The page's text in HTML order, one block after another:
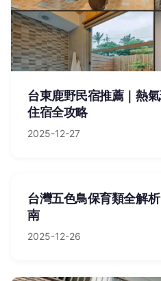
台東鹿野民宿推薦｜熱
住宿全攻略
2025-12-27
台灣五色鳥保育類全解
南
2025-12-26